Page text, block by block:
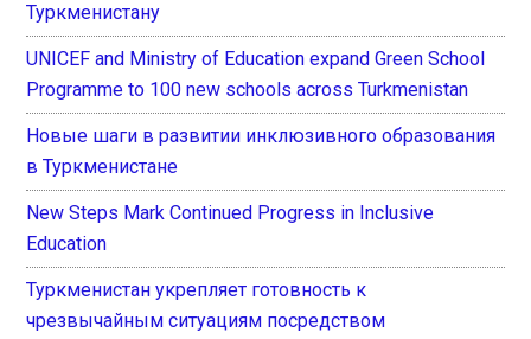
Туркменистану
UNICEF and Ministry of Education expand Green School
Programme to 100 new schools across Turkmenistan
Новые шаги в развитии инклюзивного образования
в Туркменистане
New Steps Mark Continued Progress in Inclusive
Education
Туркменистан укрепляет готовность к
чрезвычайным ситуациям посредством